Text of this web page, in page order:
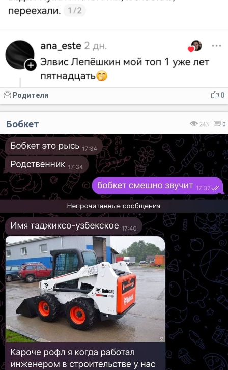
0
Родители
243 0
Бобкет